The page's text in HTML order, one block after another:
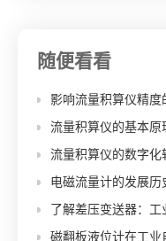
随便看看
影响流量积算仪精度的
流量积算仪的基本原
流量积算仪的数字
电磁流量计的发展
了解差压变送器：
磁翻板液位计在工